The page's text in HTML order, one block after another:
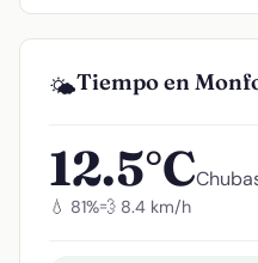
🌤️Tiempo en
12.5°C
💧 81%💨 8.4 km/h